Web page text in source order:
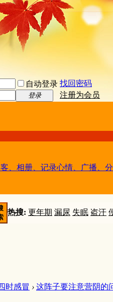
自动登录 找回密码
登录
注册为会员
、相册、记录心情、广播、
热搜: 更年期 漏尿 失眠 盗汗
时感冒 › 这阵子要注意营阴的